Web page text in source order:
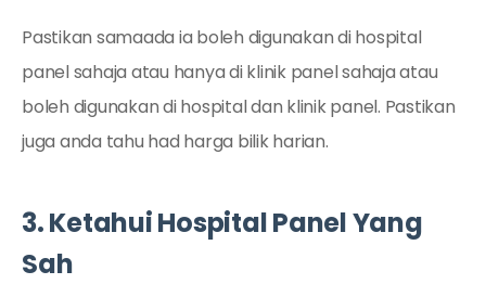
Pastikan samaada ia boleh digunakan di hospital
panel sahaja atau hanya di klinik panel sahaja atau
boleh digunakan di hospital dan klinik panel. Pastikan
juga anda tahu had harga bilik harian.
3. Ketahui Hospital Panel Yang
Sah